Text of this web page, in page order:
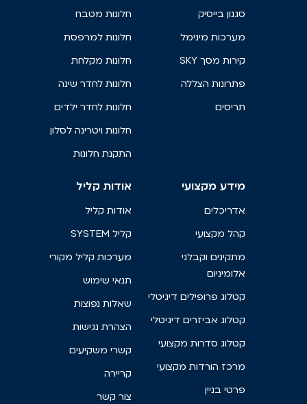
סגנון בייסיק
מערכות מינימל
קירות מסך SKY
פתרונות הצללה
תריסים
חלונות מטבח
חלונות למרפסת
חלונות מקלחת
חלונות לחדר שינה
חלונות לחדר ילדים
חלונות ויטרינה לסלון
התקנת חלונות
מידע מקצועי
אדריכלים
קהל מקצועי
מתקינים וקבלני
אלומיניום
קטלוג פרופילים דיגיטלי
קטלוג אביזרים דיגיטלי
קטלוג סדרות מקצועי
מרכז הורדות מקצועי
פרטי בניין
אודות קליל
אודות קליל
קליל SYSTEM
מערכות קליל מקורי
תנאי שימוש
שאלות נפוצות
הצהרת נגישות
קשרי משקיעים
קריירה
צור קשר